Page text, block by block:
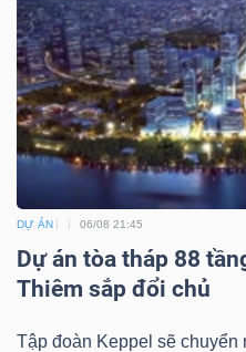
DỰ ÁN 06/08 21:45
Dự án tòa tháp 88
Thiêm sắp đổi chủ
Tập đoàn Keppel sẽ
TIỆN
ÍCH
BẤT
SẢN